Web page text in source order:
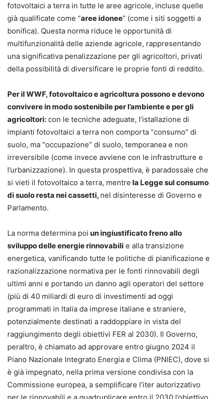
fotovoltaici a terra in tutte le aree agricole, incluse quelle
già qualificate come “aree idonee” (come i siti soggetti a
bonifica). Questa norma riduce le opportunità di
multifunzionalità delle aziende agricole, rappresentando
una significativa penalizzazione per gli agricoltori, privati
della possibilità di diversificare le proprie fonti di reddito.
Per il WWF, fotovoltaico e agricoltura possono e devono
convivere in modo sostenibile per l’ambiente e per gli
agricoltori: con le tecniche adeguate, l’istallazione di
impianti fotovoltaici a terra non comporta “consumo” di
suolo, ma “occupazione” di suolo, temporanea e non
irreversibile (come invece avviene con le infrastrutture e
l’urbanizzazione). In questa prospettiva, è paradossale che
si vieti il fotovoltaico a terra, mentre la Legge sul consumo
di suolo resta nei cassetti, nel disinteresse di Governo e
Parlamento.
La norma determina poi un ingiustificato freno allo
sviluppo delle energie rinnovabili e alla transizione
energetica, vanificando tutte le politiche di pianificazione e
razionalizzazione normativa per le fonti rinnovabili degli
ultimi anni e portando un danno agli operatori del settore
(più di 40 miliardi di euro di investimenti ad oggi
programmati in Italia da imprese italiane e straniere,
potenzialmente destinati a raddoppiare in vista del
raggiungimento degli obiettivi FER al 2030). Il Governo,
peraltro, è chiamato ad approvare entro giugno 2024 il
Piano Nazionale Integrato Energia e Clima (PNIEC), dove si
è già impegnato, nella prima versione condivisa con la
Commissione europea, a semplificare l’iter autorizzativo
per le rinnovabili e a quadruplicare entro il 2030 l’obiettivo